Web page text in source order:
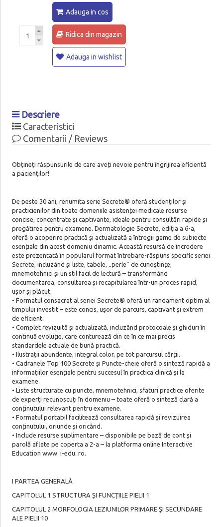
Adauga in cos
Ridica din magazin
Adauga in wishlist
Descriere
Caracteristici
Comentarii / Reviews
Obțineți răspunsurile de care aveți nevoie pentru îngrijirea eficientă
a pacienților!
De peste 30 ani, renumita serie Secrete® oferă studenților și
practicienilor din toate domeniile asistenței medicale resurse
concise, concentrate și captivante, ideale pentru consultări rapide și
pregătirea pentru examene. Dermatologie Secrete, ediția a 6-a,
oferă o acoperire practică și actualizată a întregii game de subiecte
esențiale din acest domeniu dinamic. Această resursă de încredere
este prezentată în popularul format întrebare-răspuns specific seriei
Secrete, incluzând și liste, tabele, „perle” de cunoștințe,
mnemotehnici și un stil facil de lectură – transformând
documentarea, consultarea și recapitularea într-un proces rapid,
ușor și plăcut.
• Formatul consacrat al seriei Secrete® oferă un randament optim al
timpului investit – este concis, ușor de parcurs, captivant și extrem
de eficient.
• Complet revizuită și actualizată, incluzând protocoale și ghiduri în
continuă evoluție, care conturează din ce în ce mai precis
standardele actuale de bună practică.
• Ilustrații abundente, integral color, pe tot parcursul cărții.
• Cadranele Top 100 Secrete și Puncte-cheie oferă o sinteză rapidă a
informațiilor esențiale pentru succesul în practica clinică și la
examene.
• Liste structurate cu puncte, mnemotehnici, sfaturi practice oferite
de experți recunoscuți în domeniu – toate oferă o sinteză clară a
conținutului relevant pentru examene.
• Formatul portabil facilitează consultarea rapidă și revizuirea
conținutului, oriunde și oricând.
• Include resurse suplimentare – disponibile pe bază de cont și
parolă aflate pe coperta a 2-a – la platforma online Interactive
Education www. i-edu. ro.
I PARTEA GENERALĂ
CAPITOLUL 1 STRUCTURA ŞI FUNCŢIILE PIELII 1
CAPITOLUL 2 MORFOLOGIA LEZIUNILOR PRIMARE ŞI SECUNDARE
ALE PIELII 10